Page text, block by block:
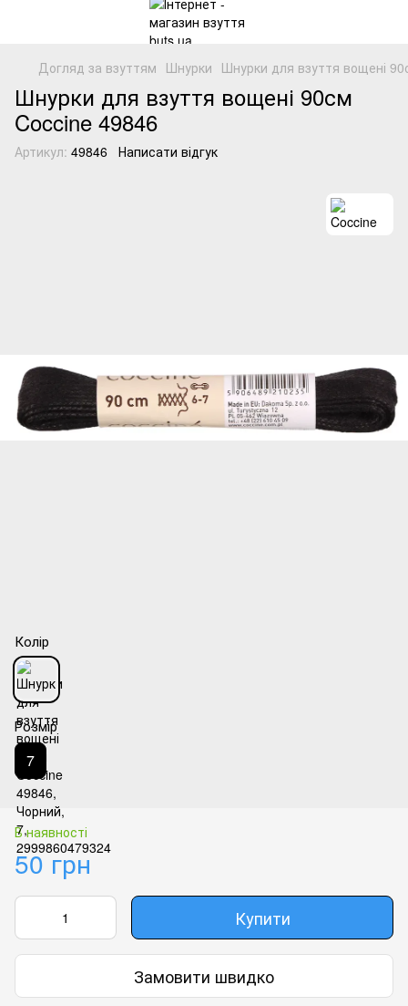
Догляд за взуттям Шнурки Шнурки для взуття вощені
Шнурки для взуття вощені 90см
Coccine 49846
Артикул: 49846 Написати відгук
Колір
Розмір
7
В наявності
50 грн
Купити
Замовити швидко